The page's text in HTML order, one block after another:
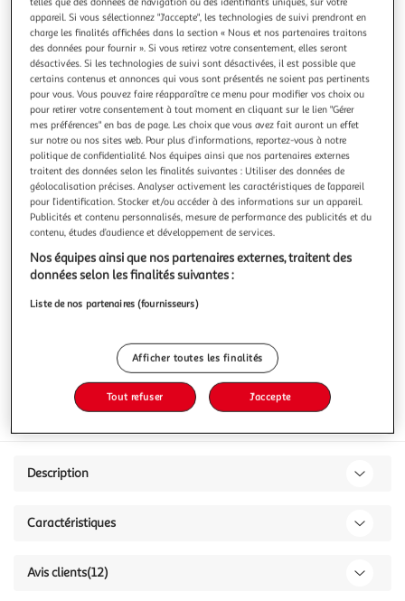
Illustration
précédente
Illustration
suivante
4.6 (12)
AUCHAN TAVOLA IN ITALIA
Salami ventricina
" LA VENTRICINA" est un salame typique de la tradition
Italienne qui se consomme aussi bien en apéritif que en
plat. La viande est melangée avec du poivron sec haché, du
sel et des graines de fenouil, par la suite le produit passe
au séchoir ce qui donnera au saucisson une saveur intense
et légéreme
En savoir +
10 tranches
Vous voulez connaître le prix de ce produit ?
Afficher le prix
Description
Caractéristiques
Avis clients(12)
appareil. Si vous sélectionnez "J'accepte", les technologies de suivi prendront en
charge les finalités affichées dans la section « Nous et nos partenaires traitons
des données pour fournir ». Si vous retirez votre consentement, elles seront
désactivées. Si les technologies de suivi sont désactivées, il est possible que
certains contenus et annonces qui vous sont présentés ne soient pas pertinents
pour vous. Vous pouvez faire réapparaître ce menu pour modifier vos choix ou
pour retirer votre consentement à tout moment en cliquant sur le lien "Gérer
mes préférences" en bas de page. Les choix que vous avez fait auront un effet
sur notre ou nos sites web. Pour plus d’informations, reportez-vous à notre
politique de confidentialité. Nos équipes ainsi que nos partenaires externes
traitent des données selon les finalités suivantes : Utiliser des données de
géolocalisation précises. Analyser activement les caractéristiques de l’appareil
pour l’identification. Stocker et/ou accéder à des informations sur un appareil.
Publicités et contenu personnalisés, mesure de performance des publicités et du
contenu, études d’audience et développement de services.
Nos équipes ainsi que nos partenaires externes, traitent des
données selon les finalités suivantes :
Liste de nos partenaires (fournisseurs)
Afficher toutes les finalités
Tout refuser J'accepte